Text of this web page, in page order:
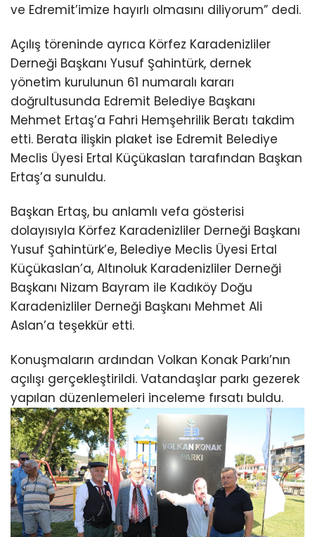
ve Edremit’imize hayırlı olmasını diliyorum” dedi.
Açılış töreninde ayrıca Körfez Karadenizliler
Derneği Başkanı Yusuf Şahintürk, dernek
yönetim kurulunun 61 numaralı kararı
doğrultusunda Edremit Belediye Başkanı
Mehmet Ertaş’a Fahri Hemşehrilik Beratı takdim
etti. Berata ilişkin plaket ise Edremit Belediye
Meclis Üyesi Ertal Küçükaslan tarafından Başkan
Ertaş’a sunuldu.
Başkan Ertaş, bu anlamlı vefa gösterisi
dolayısıyla Körfez Karadenizliler Derneği Başkanı
Yusuf Şahintürk’e, Belediye Meclis Üyesi Ertal
Küçükaslan’a, Altınoluk Karadenizliler Derneği
Başkanı Nizam Bayram ile Kadıköy Doğu
Karadenizliler Derneği Başkanı Mehmet Ali
Aslan’a teşekkür etti.
Konuşmaların ardından Volkan Konak Parkı’nın
açılışı gerçekleştirildi. Vatandaşlar parkı gezerek
yapılan düzenlemeleri inceleme fırsatı buldu.